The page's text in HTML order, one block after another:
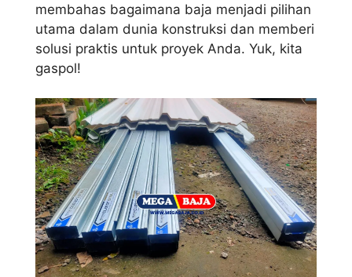
membahas bagaimana baja menjadi pilihan
utama dalam dunia konstruksi dan memberi
solusi praktis untuk proyek Anda. Yuk, kita
gaspol!